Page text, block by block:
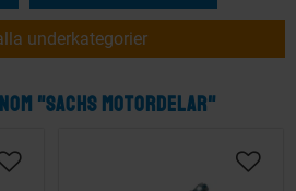
Kick, Växel & Tramppedaler Sachs
underkategorier
"SACHS MOTORDELAR"